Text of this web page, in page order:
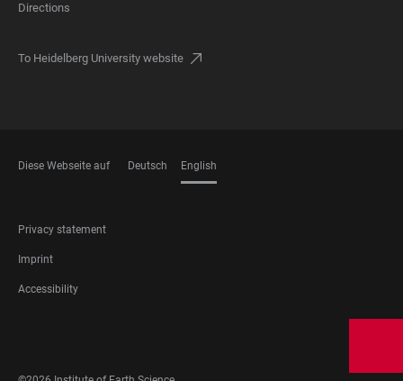
Directions
To Heidelberg University website
Diese Webseite auf Deutsch English
FOOTER
LEGAL
Privacy statement
Imprint
Accessibility
MEDIA